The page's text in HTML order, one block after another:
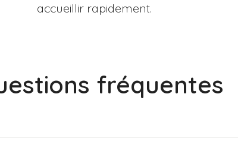
accueillir rapidement.
fréquentes